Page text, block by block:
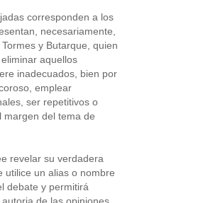
corresponden a los
necesariamente,
y Butarque, quien
aquellos
inadecuados, bien por
emplear
ser repetitivos o
margen del tema de
revelar su verdadera
utilice un alias o nombre
debate y permitirá
de las opiniones